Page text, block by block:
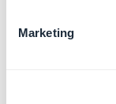
Marketing
privacidad